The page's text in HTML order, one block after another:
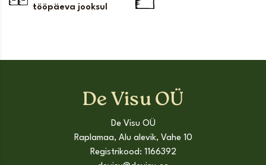
tööpäeva jooksul
De Visu OÜ
De Visu OÜ
Raplamaa, Alu alevik, Vahe 10
Registrikood: 1166392